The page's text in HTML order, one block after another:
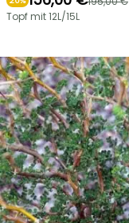
Topf mit 12L/15L